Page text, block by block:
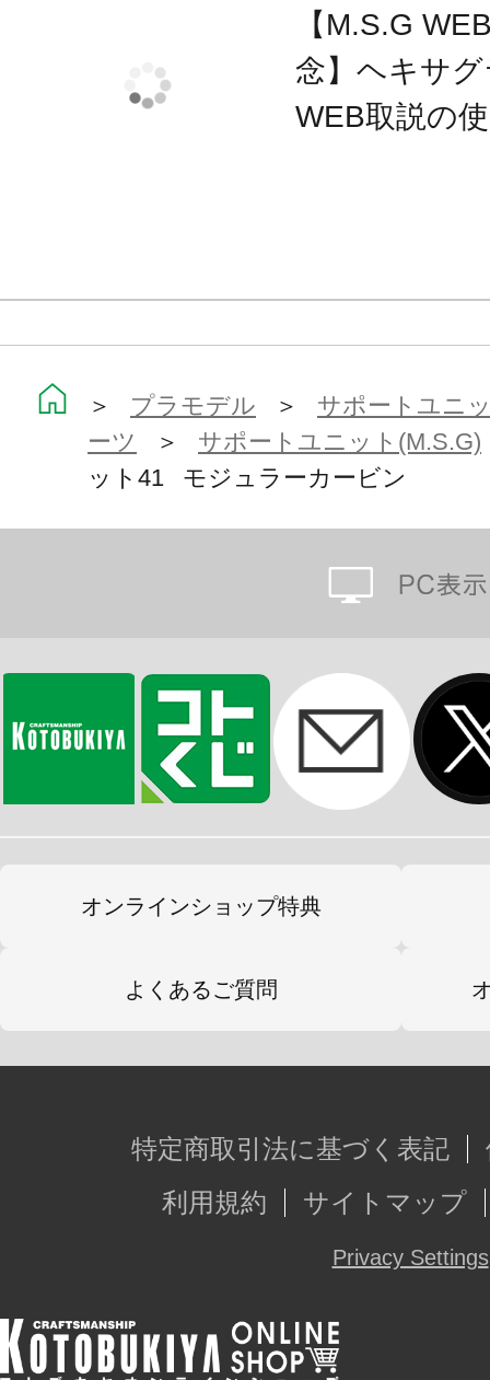
■ハンドガード小×1
■グレネードユニット×1
■スコープユニット大×1
■スコープユニット小×1
※画像は試作品です。実際の商品と
【M.S.G
念】ヘキサ
WEB取説の
＞ プラモデル ＞ サポートユニ
ーツ
＞ サポートユニット(M.S.G)
ット41 モジュラーカービン
オンラインショップ特典
よくあるご質問
特定商取引法に基づく表記
利用規約
サイトマップ
Privacy Settings